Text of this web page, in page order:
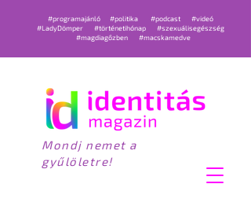
#programajánló #politika #podcast
#videó
#LadyDömper
#történetihónap
#szexuálisegészség
#magdiagőzben
#macskamedve
Mondj nemet a
gyűlöletre!